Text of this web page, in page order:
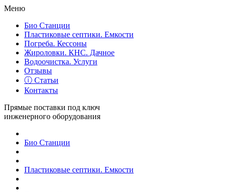
Меню
Био Станции
Пластиковые септики. Емкости
Погреба. Кессоны
Жироловки. КНС. Дачное
Водоочистка. Услуги
Отзывы
ⓘ Статьи
Контакты
Прямые поставки под ключ
инженерного оборудования
Био Станции
Пластиковые септики. Емкости